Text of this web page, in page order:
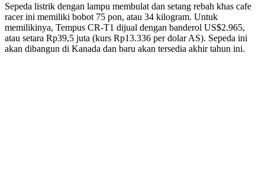
Sepeda listrik dengan lampu membulat dan setang rebah khas cafe
racer ini memiliki bobot 75 pon, atau 34 kilogram. Untuk
memilikinya, Tempus CR-T1 dijual dengan banderol US$2.965,
atau setara Rp39,5 juta (kurs Rp13.336 per dolar AS). Sepeda ini
akan dibangun di Kanada dan baru akan tersedia akhir tahun ini.